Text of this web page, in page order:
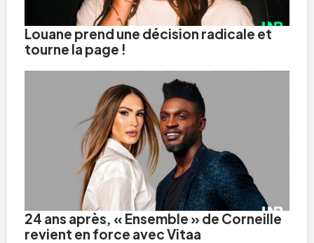
Louane prend une décision radicale et
tourne la page !
24 ans après, « Ensemble » de Corneille
revient en force avec Vitaa